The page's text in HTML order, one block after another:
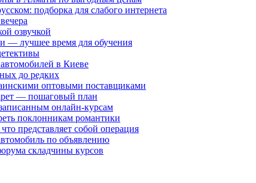
подборка для слабого интернета
озвучкой
— лучшее время для обучения
в Киеве
до редких
оптовыми поставщиками
— пошаговый план
онлайн-курсам
поклонникам романтики
представляет собой операция
по объявлению
складчины курсов